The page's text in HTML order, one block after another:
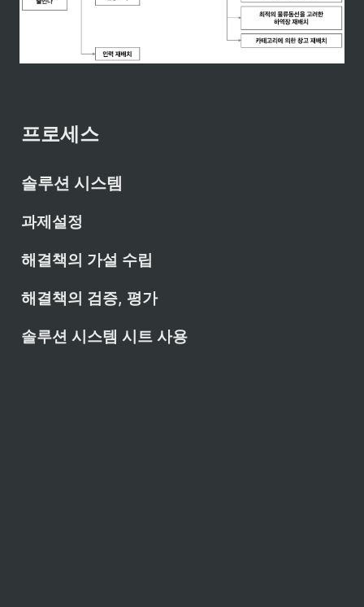
프로세스
솔루션 시스템
과제설정
해결책의 가설 수립
해결책의 검증, 평가
솔루션 시스템 시트 사용